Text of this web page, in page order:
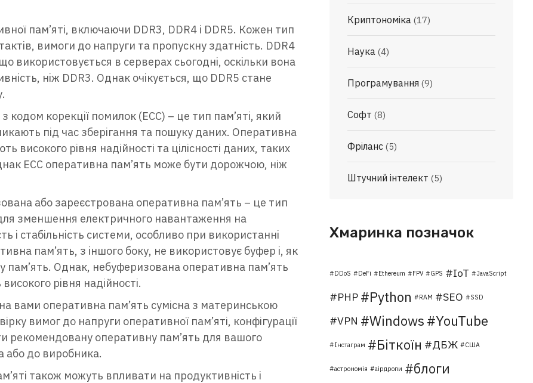
пам’яті, включаючи DDR3, DDR4 і DDR5. Кожен тип
вимоги до напруги та пропускну здатність. DDR4
використовується в серверах сьогодні, оскільки вона
ніж DDR3. Однак очікується, що DDR5 стане
корекції помилок (ECC) – це тип пам’яті, який
під час зберігання та пошуку даних. Оперативна
високого рівня надійності та цілісності даних, таких
ECC оперативна пам’ять може бути дорожчою, ніж
або зареєстрована оперативна пам’ять – це тип
зменшення електричного навантаження на
і стабільність системи, особливо при використанні
пам’ять, з іншого боку, не використовує буфер і, як
Однак, небуферизована оперативна пам’ять
рівня надійності.
вами оперативна пам’ять сумісна з материнською
вимог до напруги оперативної пам’яті, конфігурації
рекомендовану оперативну пам’ять для вашого
або до виробника.
також можуть впливати на продуктивність і
Криптономіка(17)
Наука(4)
Програмування (9)
Софт (8)
Фріланс(5)
Штучний інтелект (5)
Хмаринка позначок
DDoS DeFi Ethereum FPV GPS IoT JavaScript
PHP Python RAM SEO SSD
VPN Windows YouTube
Інстаграм Біткоїн ДБЖ США
астрономія аірдропи
блоги